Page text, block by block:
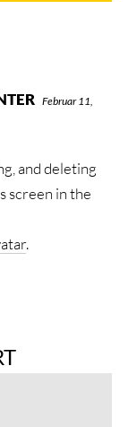
SAGT:
Februar 11,
and deleting
screen in the
.